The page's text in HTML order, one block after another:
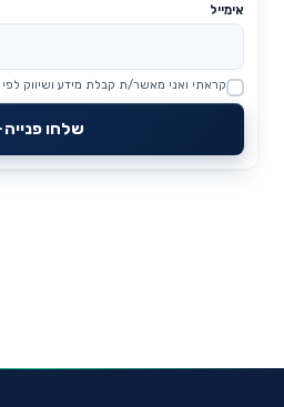
אימייל
Website
קראתי ואני מאשר/ת קבלת מידע ושיווק לפי
שלחו פנייה